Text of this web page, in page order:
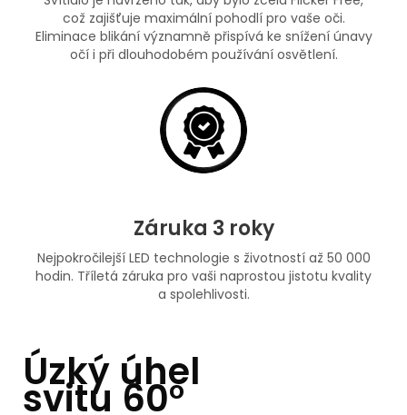
což zajišťuje maximální pohodlí pro vaše oči.
Eliminace blikání významně přispívá ke snížení únavy
očí i při dlouhodobém používání osvětlení.
Záruka 3 roky
Nejpokročilejší LED technologie s životností až 50 000
hodin. Tříletá záruka pro vaši naprostou jistotu kvality
a spolehlivosti.
Úzký úhel
svitu 60°